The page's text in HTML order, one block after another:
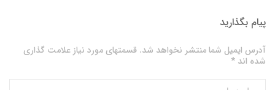
پیام بگذارید
آدرس ایمیل شما منتشر نخواهد شد. قسمتهای مورد نیاز علامت گذاری
شده اند *